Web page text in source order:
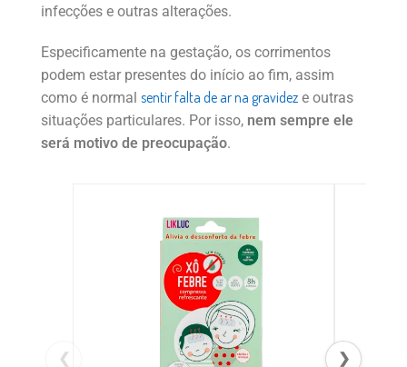
infecções e outras alterações.
Especificamente na gestação, os corrimentos
podem estar presentes do início ao fim, assim
como é normal sentir falta de ar na gravidez e outras
situações particulares. Por isso, nem sempre ele
será motivo de preocupação.
❮ ❯